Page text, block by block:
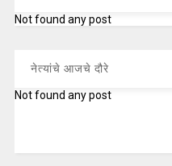
Not found any post
नेत्यांचे आजचे दौरे
Not found any post